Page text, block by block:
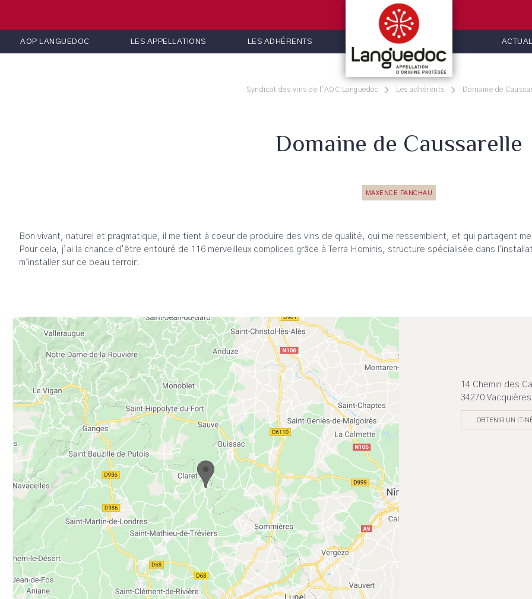
AOP LANGUEDOC LES APPELLATIONS LES ADHÉRENTS
Syndicat des vins de l'AOC Languedoc Les adhérents Domaine de
Domaine de Caussarelle
MAXENCE PANCHAU
Bon vivant, naturel et pragmatique, il me tient à coeur de produire des vins de qualité, qui me ressemblent, et qui partagent
Pour cela, j’ai la chance d’être entouré de 116 merveilleux complices grâce à Terra Hominis, structure spécialisée dans
m'installer sur ce beau terroir.
14 Chemin des
34270 Vacquières
OBTENIR UN